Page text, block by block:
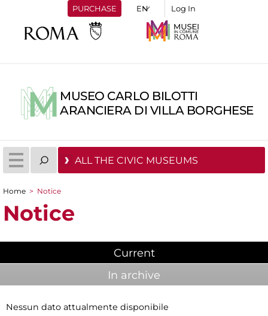
PURCHASE Log In
MUSEO CARLO BILOTTI
ARANCIERA DI VILLA BORGHESE
ALL THE CIVIC MUSEUMS
You are here
Home > Notice
Notice
Current(active tab)
In archive
Nessun dato attualmente disponibile